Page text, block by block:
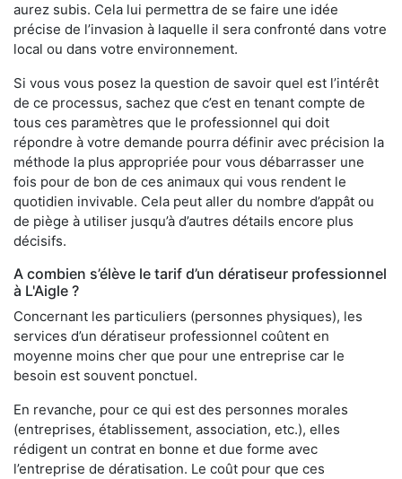
aurez subis. Cela lui permettra de se faire une idée
précise de l’invasion à laquelle il sera confronté dans votre
local ou dans votre environnement.
Si vous vous posez la question de savoir quel est l’intérêt
de ce processus, sachez que c’est en tenant compte de
tous ces paramètres que le professionnel qui doit
répondre à votre demande pourra définir avec précision la
méthode la plus appropriée pour vous débarrasser une
fois pour de bon de ces animaux qui vous rendent le
quotidien invivable. Cela peut aller du nombre d’appât ou
de piège à utiliser jusqu’à d’autres détails encore plus
décisifs.
A combien s’élève le tarif d’un dératiseur professionnel
à L'Aigle ?
Concernant les particuliers (personnes physiques), les
services d’un dératiseur professionnel coûtent en
moyenne moins cher que pour une entreprise car le
besoin est souvent ponctuel.
En revanche, pour ce qui est des personnes morales
(entreprises, établissement, association, etc.), elles
rédigent un contrat en bonne et due forme avec
l’entreprise de dératisation. Le coût pour que ces